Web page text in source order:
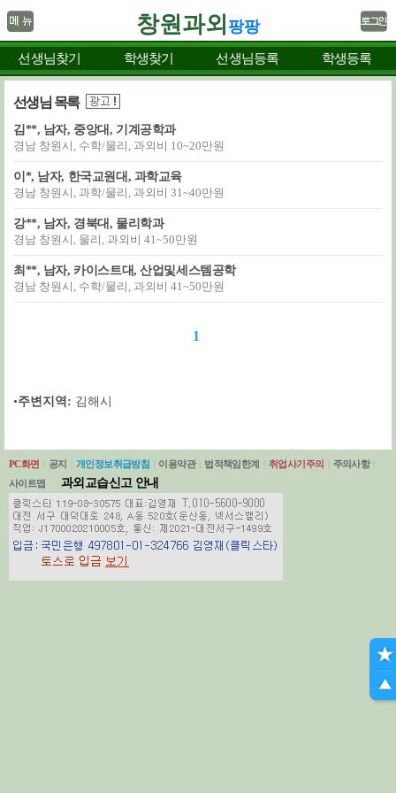
창원과외 팡팡
선생님찾기 학생찾기 선생님등록 학생등록
선생님 목록
김**, 남자, 중앙대, 기계공학과
경남 창원시, 수학/물리, 과외비 10~20만원
이*, 남자, 한국교원대, 과학교육
경남 창원시, 과학/물리, 과외비 31~40만원
강**, 남자, 경북대, 물리학과
경남 창원시, 물리, 과외비 41~50만원
최**, 남자, 카이스트대, 산업및세스템공학
경남 창원시, 수학/물리, 과외비 41~50만원
1
•주변지역: 김해시
PC화면 공지 개인정보취급방침 이용약관 법적책임한계 취업사기주의 주의사항
사이트맵
과외교습신고 안내